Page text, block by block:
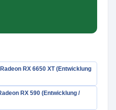
RX 6650 XT (Entwicklung
RX 590 (Entwicklung /